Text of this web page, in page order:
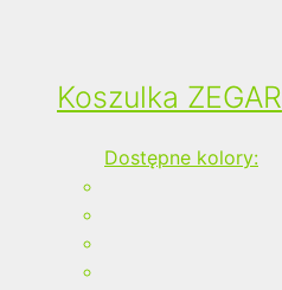
Koszulka ZEGAR
Dostępne kolory: